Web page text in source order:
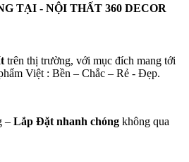
TẠI - NỘI THẤT 360 DECOR
trên thị trường, với mục đích mang tới
Việt : Bền – Chắc – Rẻ - Đẹp.
– Lắp Đặt nhanh chóng không qua